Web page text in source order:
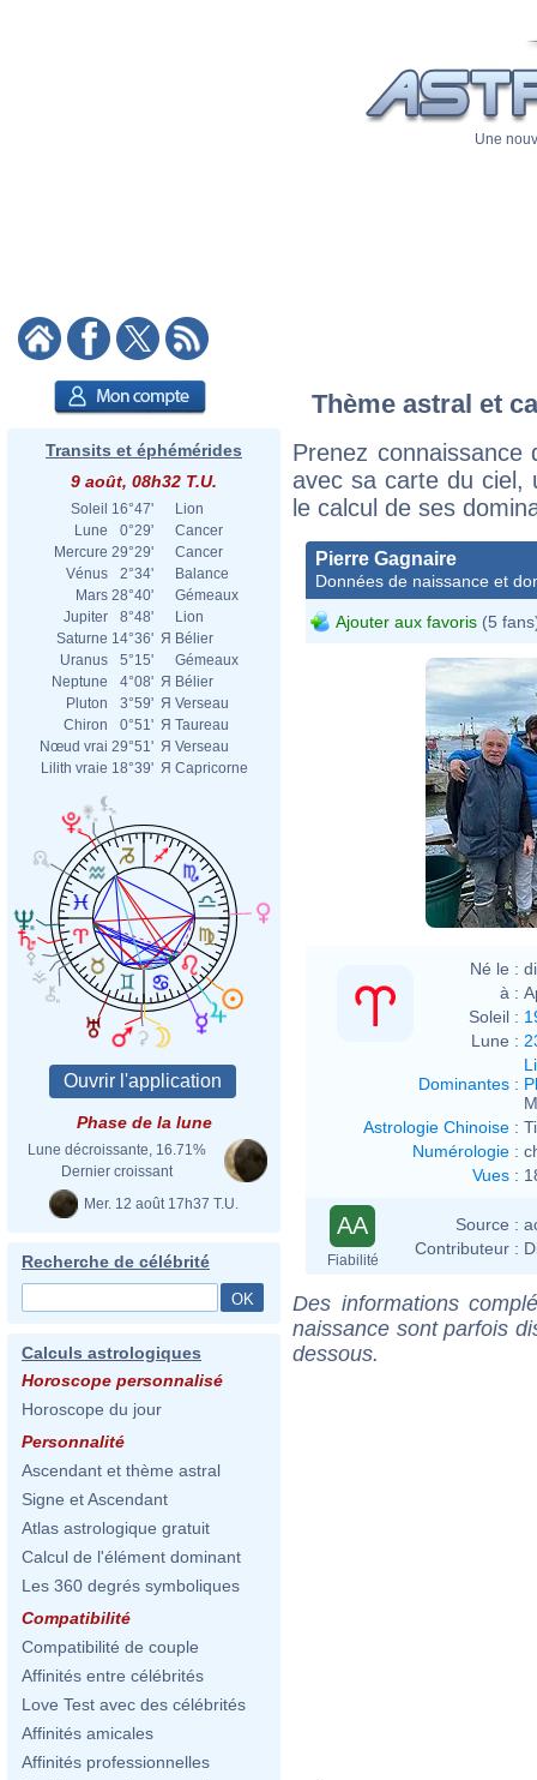
Une
Transits et éphémérides
9 août, 08h32 T.U.
Soleil 16°47'
Lion
Lune
0°29'
Cancer
Mercure 29°29'
Cancer
Vénus
2°34'
Balance
Mars 28°40'
Gémeaux
Jupiter
8°48'
Lion
Saturne 14°36' Я Bélier
Uranus
5°15'
Gémeaux
Neptune
4°08' Я Bélier
Pluton
3°59' Я Verseau
Chiron
0°51' Я Taureau
Nœud vrai 29°51' Я Verseau
Lilith vraie 18°39' Я Capricorne
Phase de la lune
Lune décroissante, 16.71%
Dernier croissant
Mer. 12 août 17h37 T.U.
Recherche de célébrité
Calculs astrologiques
Horoscope personnalisé
Horoscope du jour
Personnalité
Ascendant et thème astral
Signe et Ascendant
Atlas astrologique gratuit
Calcul de l'élément dominant
Les 360 degrés symboliques
Compatibilité
Compatibilité de couple
Affinités entre célébrités
Love Test avec des célébrités
Affinités amicales
Affinités professionnelles
Thème astral et
Prenez
avec sa carte du ciel,
le calcul de ses
Pierre Gagnaire
Données de naissance et
Ajouter aux favoris (5
Né le :
à :
Soleil :
Lune :
Dominantes :
Astrologie Chinoise :
Numérologie :
Vues :
AA
Fiabilité
Source :
Contributeur :
Des informations
naissance sont parfois
dessous.